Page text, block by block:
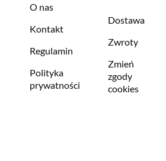
O nas
Kontakt
Regulamin
Polityka
prywatności
Dostawa
Zwroty
Zmień
zgody
cookies